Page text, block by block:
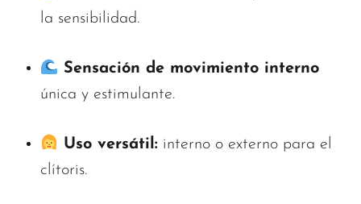
la sensibilidad.
Sensación de movimiento interno
única y estimulante.
Uso versátil: interno o externo para el
clítoris.